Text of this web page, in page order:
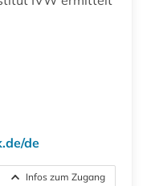
de
Infos zum Zugang